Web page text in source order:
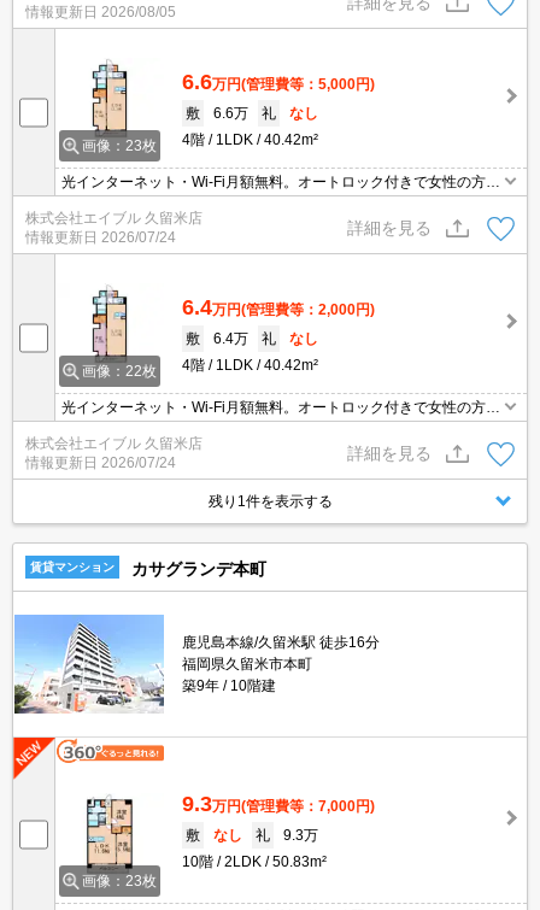
情報更新日 2026/08/05
画像：23枚
6.6万円(管理費等：5,000円)
敷
6.6万 礼
なし
4階
1LDK 40.42m²
光インターネット・Wi-Fi月額無料。オートロック付きで女性の方も
安心。仲介手数料家賃の0.55ヶ月分。
株式会社エイブル 久留米店
情報更新日 2026/07/24
詳細を見る
画像：22枚
6.4万円(管理費等：2,000円)
敷
6.4万 礼
なし
4階
1LDK 40.42m²
光インターネット・Wi-Fi月額無料。オートロック付きで女性の方も
安心。新築。
株式会社エイブル 久留米店
情報更新日 2026/07/24
詳細を見る
残り1件を表示する
賃貸マンション カサグランデ本町
鹿児島本線/久留米駅 徒歩16分
福岡県久留米市本町
築9年
10階建
画像：23枚
9.3万円(管理費等：7,000円)
敷
なし 礼
9.3万
10階
2LDK 50.83m²